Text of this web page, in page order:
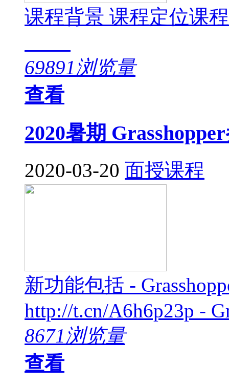
课程背景 课程定位课
69891浏览量
查看
2020暑期
2020-03-20 面授课程
新功能包括 -
http://t.cn/A6h6p23p -
8671浏览量
查看